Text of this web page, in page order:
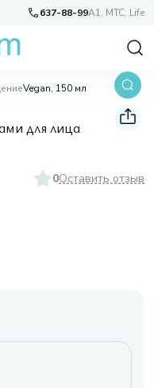
637-88-99A1, МТС, Life
Vegan, 150 мл
для лица
0Оставить отзыв